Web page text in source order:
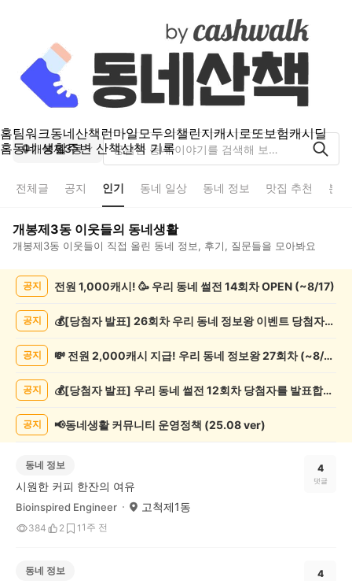
홈팀워크동네산책 런마일모두의챌린지캐시로또보험캐시딜
홈동네 생활주변 산책산책 기록
개봉제3동
전체글 공지 인기 동네 일상 동네 정보 맛집 추천 분
개봉제3동 이웃들의 동네생활
개봉제3동 이웃들이 직접 올린 동네 정보, 후기, 질문들을 모아봐요
목
공지 전원 1,000캐시! 🥳 우리 동네 썰전 14회차 OPEN (~8/17)
공지 💰[당첨자 발표] 26회차 우리 동네 정보왕 이벤트 당첨자를 발표합니다!
공지 💸 전원 2,000캐시 지급! 우리 동네 정보왕 27회차 (~8/10)
공지 💰[당첨자 발표] 우리 동네 썰전 12회차 당첨자를 발표합니다!
공지 📢동네생활 커뮤니티 운영정책 (25.08 ver)
동네 정보
시원한 커피 한잔의 여유
Bioinspired Engineer 고척제1동
384 2 1 1주 전
4
댓글
동네 정보 4